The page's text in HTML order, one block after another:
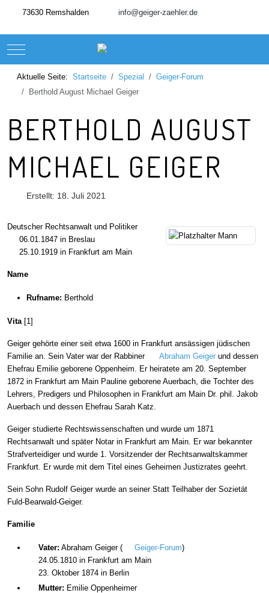
73630 Remshalden info@geiger-zaehler.de
Mobile Menu Toggle
Aktuelle Seite: Startseite Spezial
Geiger-Forum
Berthold August Michael Geiger
BERTHOLD AUGUST
MICHAEL GEIGER
Erstellt: 18. Juli 2021
Deutscher Rechtsanwalt und Politiker
06.01.1847 in Breslau
25.10.1919 in Frankfurt am Main
Name
Rufname: Berthold
Vita[1]
Geiger gehörte einer seit etwa 1600 in Frankfurt ansässigen jüdischen
Familie an. Sein Vater war der Rabbiner
Abraham Geiger und dessen
Ehefrau Emilie geborene Oppenheim. Er heiratete am 20. September
1872 in Frankfurt am Main Pauline geborene Auerbach, die Tochter des
Lehrers, Predigers und Philosophen in Frankfurt am Main Dr. phil. Jakob
Auerbach und dessen Ehefrau Sarah Katz.
Geiger studierte Rechtswissenschaften und wurde um 1871
Rechtsanwalt und später Notar in Frankfurt am Main. Er war bekannter
Strafverteidiger und wurde 1. Vorsitzender der Rechtsanwaltskammer
Frankfurt. Er wurde mit dem Titel eines Geheimen Justizrates geehrt.
Sein Sohn Rudolf Geiger wurde an seiner Statt Teilhaber der Sozietät
Fuld-Bearwald-Geiger.
Familie
Vater: Abraham Geiger ( Geiger-Forum)
24.05.1810 in Frankfurt am Main
23. Oktober 1874 in Berlin
Mutter: Emilie Oppenheimer